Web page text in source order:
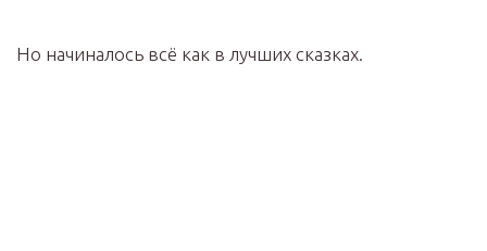
Но начиналось всё как в лучших сказках.